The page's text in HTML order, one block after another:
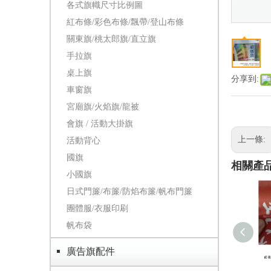
各式旗幟尺寸比例圖
紅布條/彩色布條/飄帶/登山布條
關東旗/桃太郎旗/直立旗
手拉旗
桌上旗
車窗旗
宮廟旗/火焰旗/龍被
會旗 / 活動大掛旗
活動背心
國旗
小國旗
日式門簾/布簾/防焰布簾/帆布門簾
團體服/衣服印刷
帆布袋
廣告旗配件
分享到:
上一條:
相關產